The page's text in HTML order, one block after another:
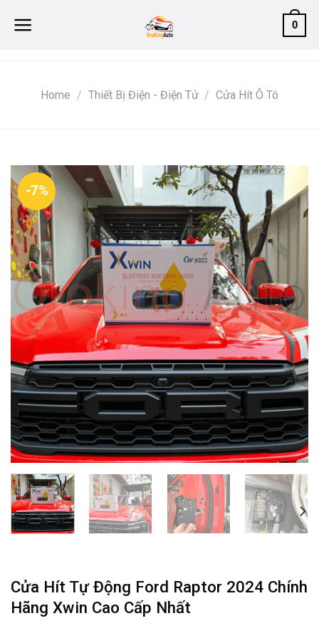
0
Home / Thiết Bị Điện - Điện Tử / Cửa Hít Ô Tô
-7%
Cửa Hít Tự Động Ford Raptor 2024 Chính
Hãng Xwin Cao Cấp Nhất